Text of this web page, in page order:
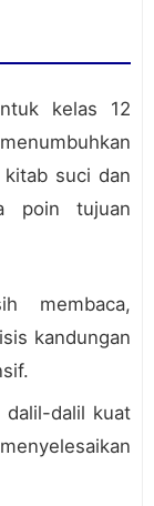
kelas 12
kitab suci dan
poin tujuan
membaca,
kandungan
dalil-dalil kuat